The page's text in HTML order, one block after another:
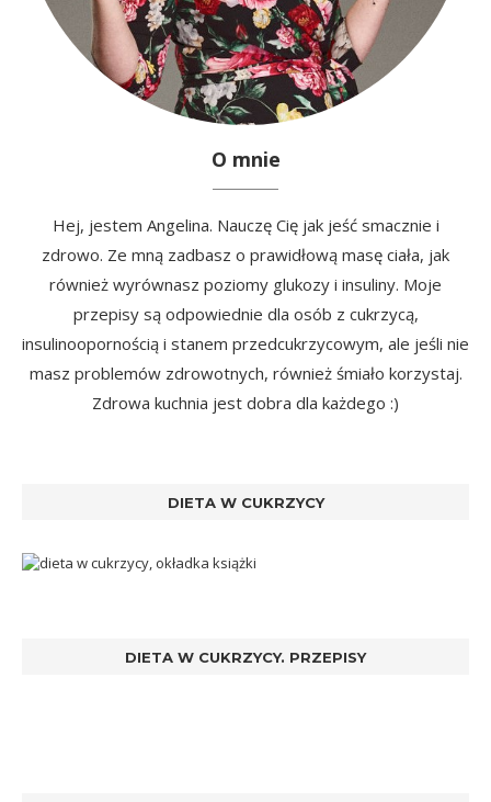
O mnie
Hej, jestem Angelina. Nauczę Cię jak jeść smacznie i
zdrowo. Ze mną zadbasz o prawidłową masę ciała, jak
również wyrównasz poziomy glukozy i insuliny. Moje
przepisy są odpowiednie dla osób z cukrzycą,
insulinoopornością i stanem przedcukrzycowym, ale jeśli nie
masz problemów zdrowotnych, również śmiało korzystaj.
Zdrowa kuchnia jest dobra dla każdego :)
DIETA W CUKRZYCY
DIETA W CUKRZYCY. PRZEPISY